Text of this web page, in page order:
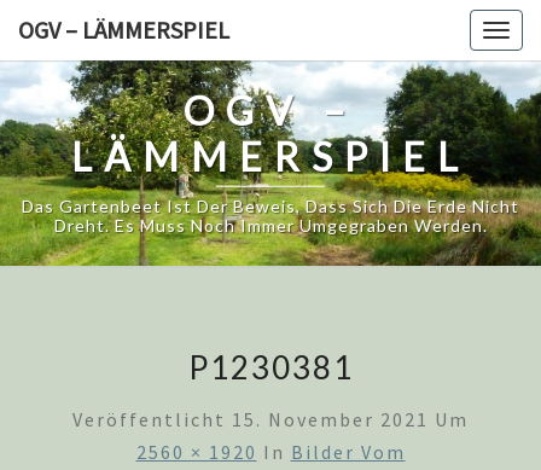
content
OGV – LÄMMERSPIEL
OGV –
LÄMMERSPIEL
Das Gartenbeet Ist Der Beweis, Dass Sich Die Erde Nicht
Dreht. Es Muss Noch Immer Umgegraben Werden.
P1230381
Veröffentlicht 15. November 2021 Um
2560 × 1920 In Bilder Vom